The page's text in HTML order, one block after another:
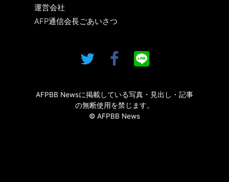
運営会社
AFP通信会長ごあいさつ
AFPBB Newsに掲載している写真・見出し・記事
の無断使用を禁じます。
© AFPBB News